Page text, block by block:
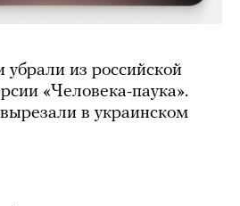
из российской
«Человека-паука».
в украинском